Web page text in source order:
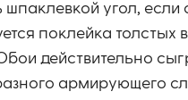
шпаклевкой угол, если
поклейка толстых
действительно
армирующего